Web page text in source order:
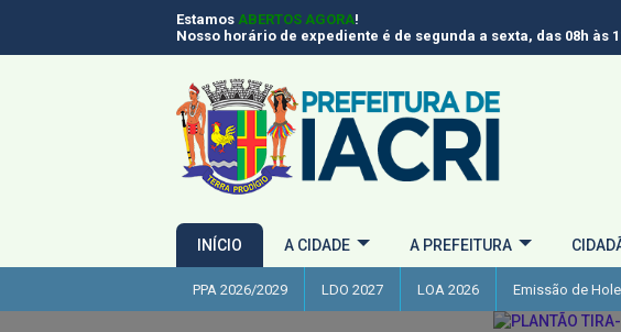
Estamos ABERTOS AGORA!
Nosso horário de expediente é de segunda a sexta, das 08h às
INÍCIO A CIDADE A PREFEITURA
PPA 2026/2029 LDO 2027 LOA 2026 Emissão de